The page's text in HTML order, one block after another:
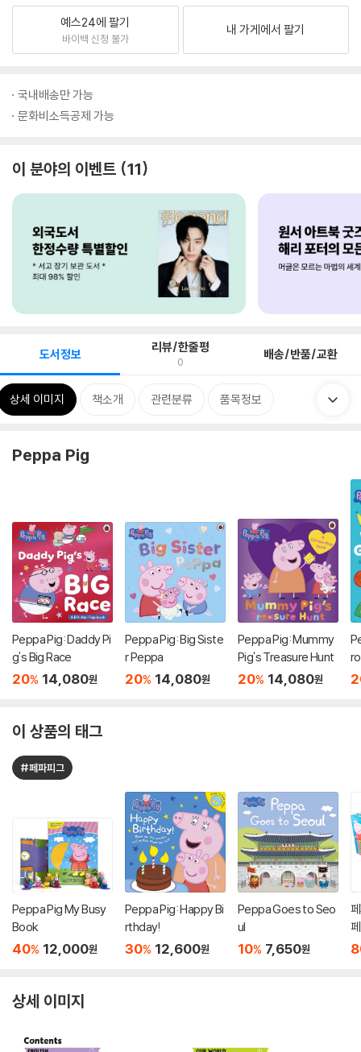
예스24에 팔기
바이백 신청 불가
내 가게에서 팔기
국내배송만 가능
문화비소득공제 가능
이 분야의 이벤트 11
도서정보 리뷰/한줄평
0 배송/반품/교환
상세 이미지 책소개 관련분류 품목정보
Peppa Pig
Peppa Pig: Daddy Pi
g's Big Race
20% 14,080원
Peppa Pig: Big Siste
r Peppa
20% 14,080원
Peppa Pig: Mummy
Pig's Treasure Hunt
20% 14,080원
이 상품의 태그
#페파피그
Peppa Pig My Busy
Book
40% 12,000원
Peppa Pig: Happy Bi
rthday!
30% 12,600원
Peppa Goes to Seo
ul
10% 7,650원
상세 이미지